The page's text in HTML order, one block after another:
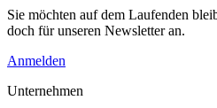
Sie möchten auf dem Laufenden
doch für unseren Newsletter an.
Anmelden
Unternehmen